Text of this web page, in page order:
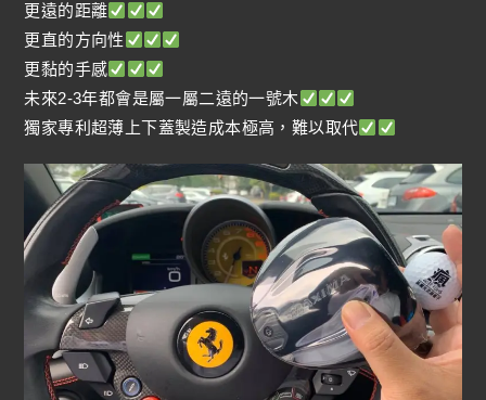
更遠的距離
更直的方向性
更黏的手感
未來2-3年都會是屬一屬二遠的一號木
獨家專利超薄上下蓋製造成本極高，難以取代